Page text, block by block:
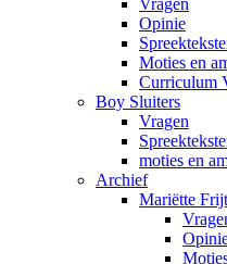
Vragen
Opinie
Moties en
Curriculum
Boy Sluiters
Vragen
moties en
Archief
Mariëtte